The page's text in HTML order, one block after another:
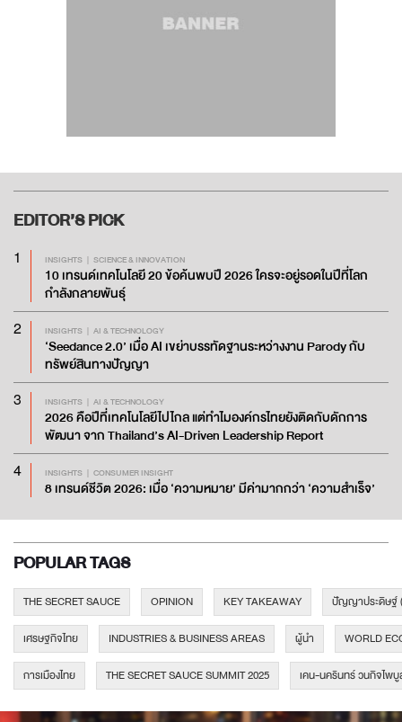
EDITOR’SPICK
1 INSIGHTS SCIENCE & INNOVATION
10 เทรนด์เทคโนโลยี 20 ข้อค้นพบปี 2026 ใครจะอยู่รอดในปีที่โลก
กำลังกลายพันธุ์
2 INSIGHTS AI & TECHNOLOGY
‘Seedance 2.0’ เมื่อ AI เขย่าบรรทัดฐานระหว่างงาน Parody กับ
ทรัพย์สินทางปัญญา
3 INSIGHTS AI & TECHNOLOGY
2026 คือปีที่เทคโนโลยีไปไกล แต่ทำไมองค์กรไทยยังติดกับดักการ
พัฒนา จาก Thailand’s AI-Driven Leadership Report
4 INSIGHTS CONSUMER INSIGHT
8 เทรนด์ชีวิต 2026: เมื่อ ‘ความหมาย’ มีค่ามากกว่า ‘ความสำเร็จ’
POPULAR TAGS
THE SECRET SAUCE OPINION KEY TAKEAWAY ปัญญาประดิษฐ์
เศรษฐกิจไทย INDUSTRIES & BUSINESS AREAS ผู้นำ WORLD
การเมืองไทย THE SECRET SAUCE SUMMIT 2025 เคน-นครินทร์ วนกิจไพ